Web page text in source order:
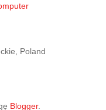
Poland
Blogger.